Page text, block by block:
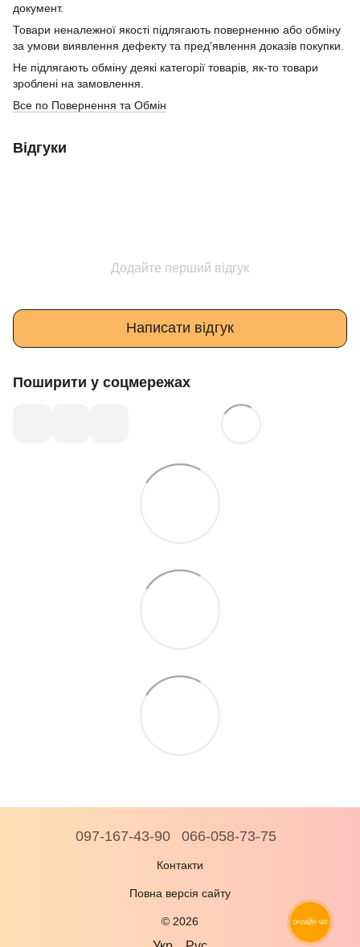
документ.
Товари неналежної якості підлягають поверненню або обміну
за умови виявлення дефекту та пред’явлення доказів покупки.
Не підлягають обміну деякі категорії товарів, як-то товари
зроблені на замовлення.
Все по Повернення та Обмін
Відгуки
Додайте перший відгук
Написати відгук
Поширити у соцмережах
097-167-43-90 066-058-73-75
Контакти
Повна версія сайту
© 2026 ОНЛАЙН ЧАТ